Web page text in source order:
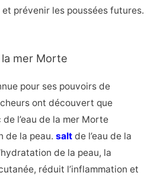
prévenir les poussées futures.
mer Morte
pour ses pouvoirs de
ont découvert que
l’eau de la mer Morte
de la peau. salt de l’eau de la
de la peau, la
réduit l’inflammation et